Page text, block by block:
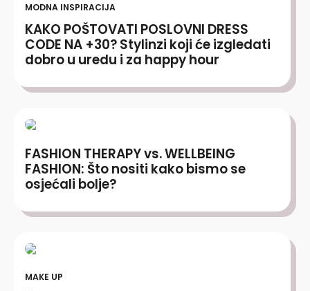
MODNA INSPIRACIJA
KAKO POŠTOVATI POSLOVNI DRESS
CODE NA +30? Stylinzi koji će izgledati
dobro u uredu i za happy hour
FASHION THERAPY vs. WELLBEING
FASHION: Što nositi kako bismo se
osjećali bolje?
MAKE UP